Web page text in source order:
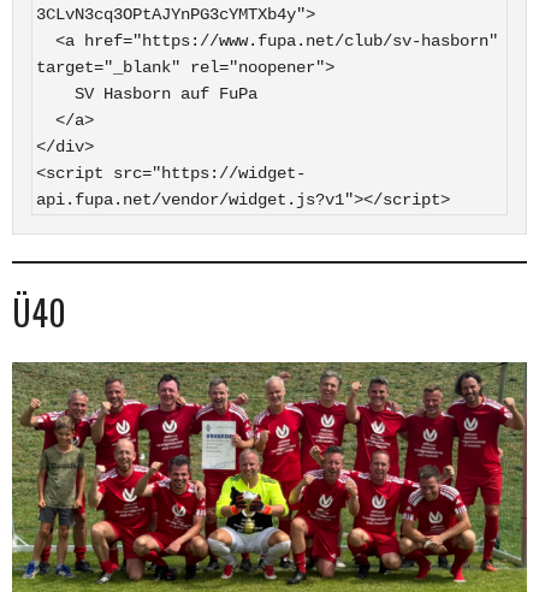
3CLvN3cq3OPtAJYnPG3cYMTXb4y">
target="_blank" rel="noopener">
</div>
<script src="https://widget-
api.fupa.net/vendor/widget.js?v1"></script>
Ü40